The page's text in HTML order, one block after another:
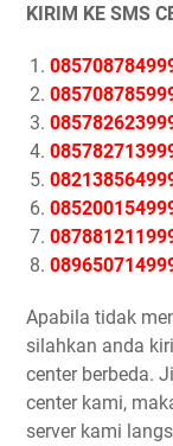
KIRIM KE SMS
Apabila tidak
silahkan anda
center berbeda.
center kami,
server kami